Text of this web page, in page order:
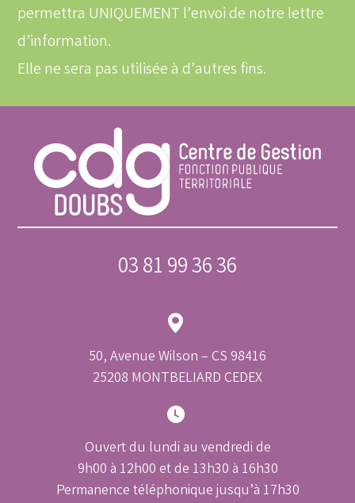
permettra UNIQUEMENT l’envoi de notre lettre
d’information.
Elle ne sera pas utilisée à d’autres fins.
03 81 99 36 36
50, Avenue Wilson – CS 98416
25208 MONTBELIARD CEDEX
Ouvert du lundi au vendredi de
9h00 à 12h00 et de 13h30 à 16h30
Permanence téléphonique jusqu’à 17h30